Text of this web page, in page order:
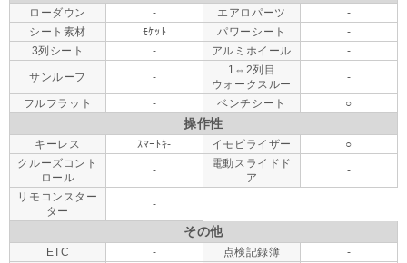
ローダウン - エアロパーツ
-
シート素材
ﾓｹｯﾄ パワーシート
-
3列シート
- アルミホイール -
サンルーフ -
1⇔2列目
ウォークスルー
-
フルフラット - ベンチシート ○
操作性
キーレス ｽﾏｰﾄｷ- イモビライザー
○
クルーズコント
ロール
-
電動スライドド
ア
-
リモコンスター
ター
-
その他
ETC - 点検記録簿
-